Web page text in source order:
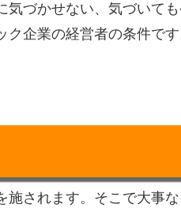
気づかせない、気づいて
企業の経営者の条件です
施されます。そこで大事